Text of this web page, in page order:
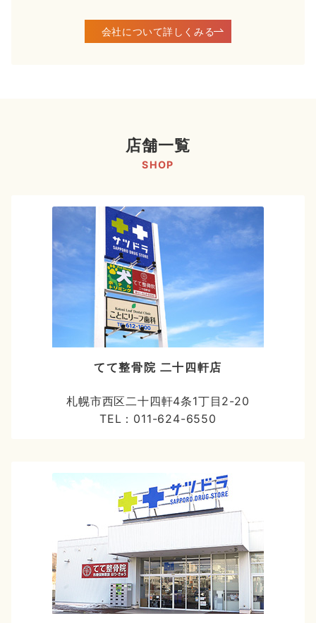
会社について詳しくみる
店舗一覧
SHOP
てて整骨院 二十四軒店
札幌市西区二十四軒4条1丁目2-20
TEL：011-624-6550